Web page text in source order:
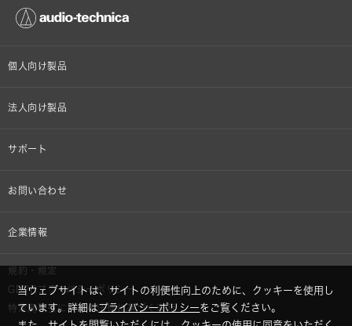
個人向け製品
オンラインストア限定
車載製品
法人向け製品
設備音響機器
半導体レーザー応用製品
サポート
個人向け製品サポート
お問い合わせ
その他、メディア 取材関連等のお問い合わせ
企業情報
株式会社オーディオテクニカ
採用情報
規約・規定
GDPRプライバシーポリシー
特定商取引に関する法律に基づく表示
当ウェブサイトは、サイトの利便性向上のために、クッキーを使用し
ています。詳細はプライバシーポリシーをご覧ください。